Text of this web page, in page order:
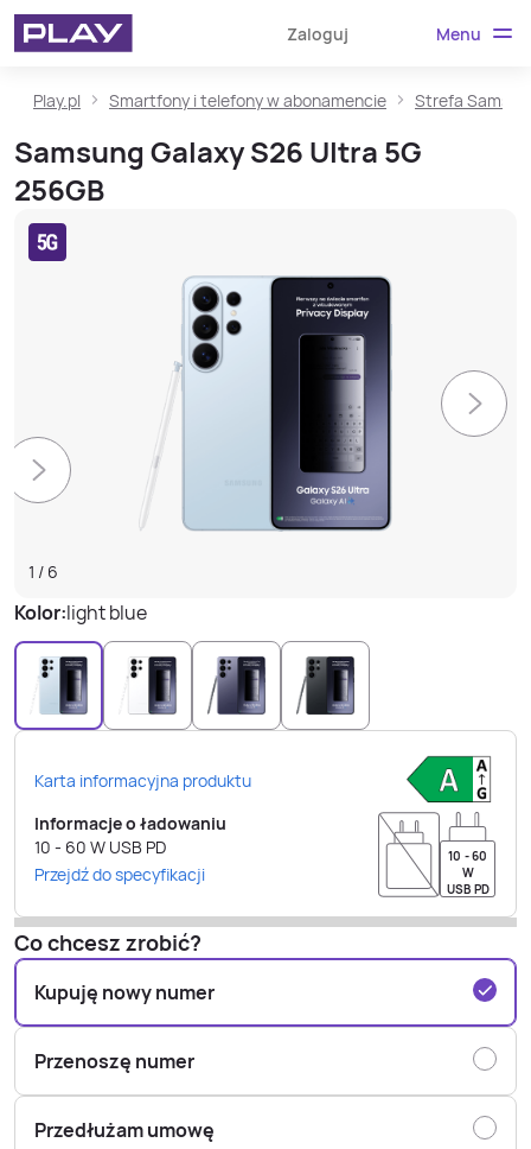
Zaloguj Menu
Play.pl Smartfony i telefony w abonamencie Strefa
Samsung Galaxy S26 Ultra 5G
256GB
1 / 6
Kolor:light blue
Karta informacyjna produktu
Informacje o ładowaniu
10 - 60 W USB PD
Przejdź do specyfikacji
10 - 60
W
USB PD
Co chcesz zrobić?
Kupuję nowy numer
Przenoszę numer
Przedłużam umowę